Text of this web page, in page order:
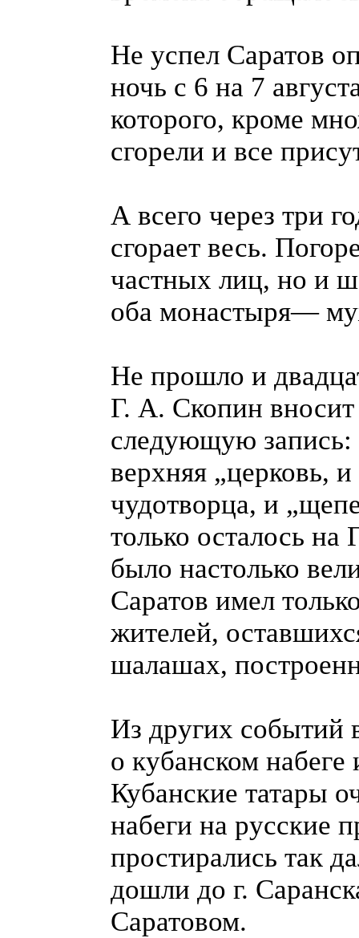
Не успел Саратов
ночь с 6 на 7
которого, кроме
сгорели и все
А всего через три
сгорает весь.
частных лиц, но и
оба монастыря—
Не прошло и
Г. А. Скопин
следующую запись:
верхняя „церковь,
чудотворца, и
только осталось
было настолько
Саратов имел
жителей,
шалашах,
Из других событий
о кубанском
Кубанские татары
набеги на русские
простирались так
дошли до г.
Саратовом.